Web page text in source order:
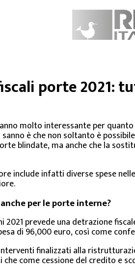
porte 2021:
anno molto interessante per
è che non soltanto è
blindate, ma anche che la
include infatti diverse spese
per le porte interne?
2021 prevede una detrazione
di 96,000 euro, così come
finalizzati alla
come cessione del credito e